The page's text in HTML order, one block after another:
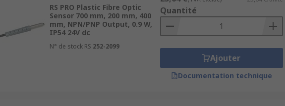
RS PRO Plastic Fibre Optic
Sensor 700 mm, 200 mm, 400
mm, NPN/PNP Output, 0.9 W,
IP54 24V dc
N° de stock RS 252-2099
Quantité
Ajouter
Documentation technique